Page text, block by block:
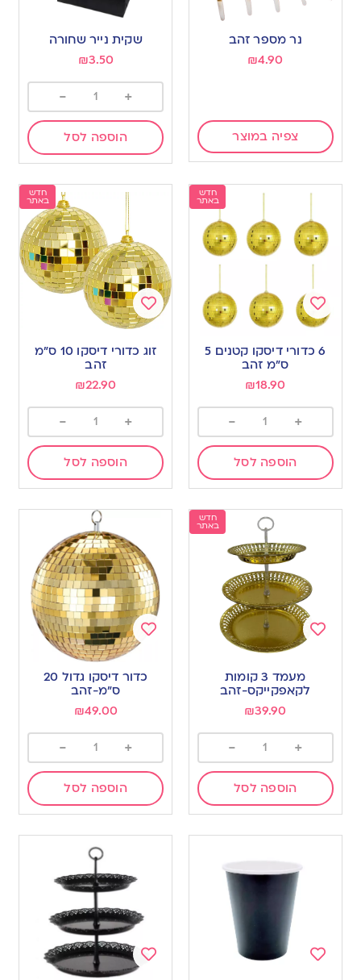
wishlist
נר מספר זהב
₪4.90
צפיה במוצר
wishlist
שקית נייר שחורה
₪3.50
+
-
הוספה לסל
חדש
באתר
Add
to
wishlist
6 כדורי דיסקו קטנים 5
ס”מ זהב
₪18.90
+
-
הוספה לסל
חדש
באתר
Add
to
זוג כדורי דיסקו 10 ס”מ
זהב
₪22.90
+
-
הוספה לסל
חדש
באתר
wishlist
מעמד 3 קומות
לקאפקייקס-זהב
₪39.90
+
-
הוספה לסל
Add
wishlist
כדור דיסקו גדול 20
ס”מ-זהב
₪49.00
+
-
הוספה לסל